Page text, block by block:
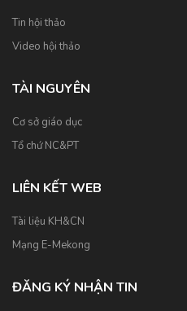
Tin hội thảo
Video hội thảo
TÀI NGUYÊN
Cơ sở giáo dục
Tổ chứ NC&PT
LIÊN KẾT WEB
Tài liệu KH&CN
Mạng E-Mekong
ĐĂNG KÝ NHẬN TIN